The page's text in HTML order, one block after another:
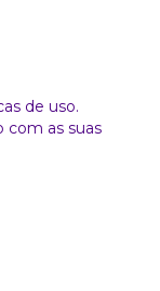
de uso.
com as suas